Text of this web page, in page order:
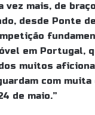
vez mais, de
desde Ponte
em Portugal,
muitos
com
de maio.”